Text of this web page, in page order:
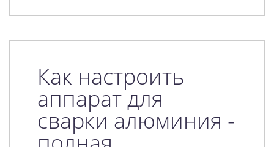
Как настроить
аппарат для
сварки алюминия -